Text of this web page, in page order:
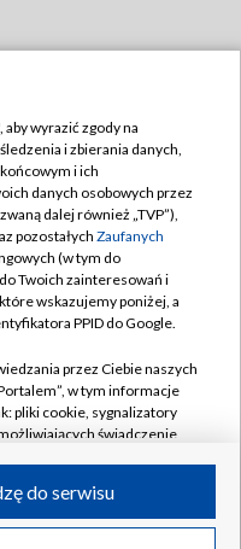
TVP
w likwidacji
wyrazić zgody na
i zbierania danych,
i ich
danych osobowych przez
dalej również „TVP”),
pozostałych Zaufanych
(w tym do
Twoich zainteresowań i
wskazujemy poniżej, a
PPID do Google.
przez Ciebie naszych
w tym informacje
pliki cookie, sygnalizatory
świadczenie
do serwisu